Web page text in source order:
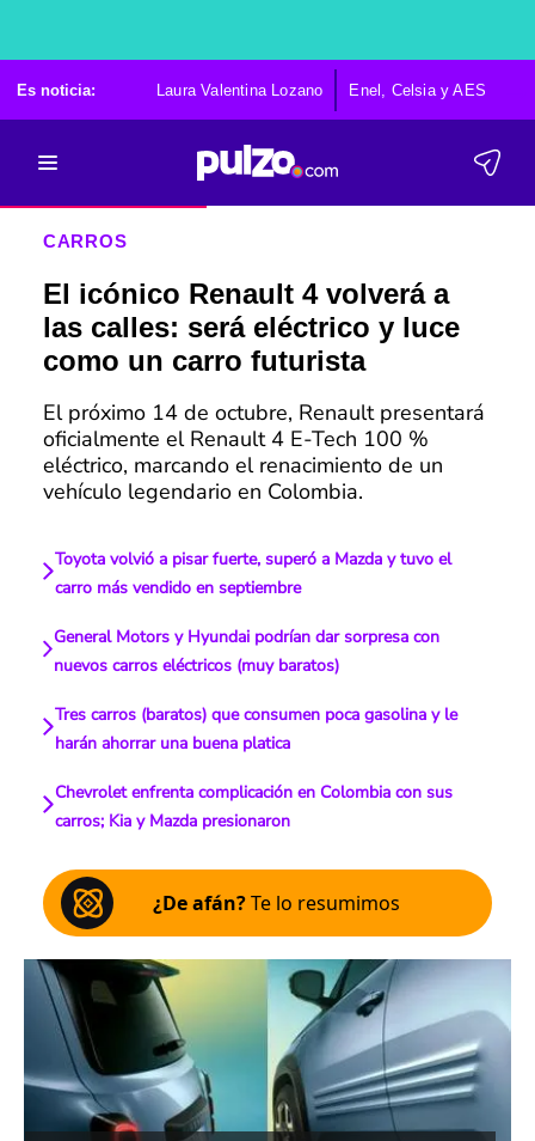
Es noticia: Laura Valentina Lozano Enel, Celsia y AES
CARROS
El icónico Renault 4 volverá a
las calles: será eléctrico y luce
como un carro futurista
El próximo 14 de octubre, Renault presentará
oficialmente el Renault 4 E-Tech 100 %
eléctrico, marcando el renacimiento de un
vehículo legendario en Colombia.
Toyota volvió a pisar fuerte, superó a Mazda y tuvo el
carro más vendido en septiembre
General Motors y Hyundai podrían dar sorpresa con
nuevos carros eléctricos (muy baratos)
Tres carros (baratos) que consumen poca gasolina y le
harán ahorrar una buena platica
Chevrolet enfrenta complicación en Colombia con sus
carros; Kia y Mazda presionaron
¿De afán?Te lo resumimos